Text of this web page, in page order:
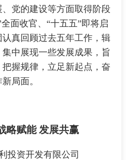
党的建设等方面取得阶段
面收官、“十五五”即将启
真回顾过去五年工作，辑
中展现一些发展成果，旨
握规律，立足新起点，奋
局面。
略赋能 发展共赢
资开发有限公司